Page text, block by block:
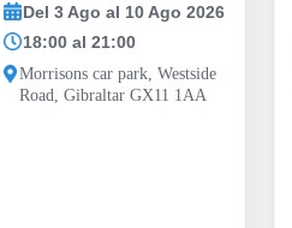
Del 3 Ago al 10 Ago 2026
18:00 al 21:00
Morrisons car park, Westside
Road, Gibraltar GX11 1AA